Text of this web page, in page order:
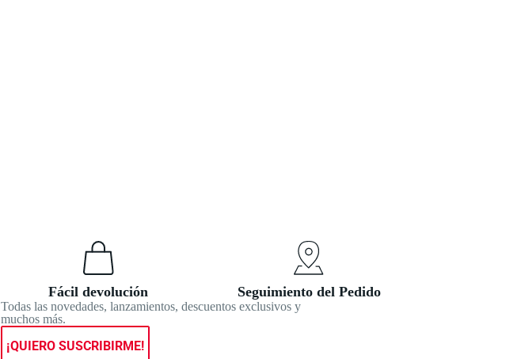
Fácil devolución Seguimiento del Pedido
Todas las novedades, lanzamientos, descuentos exclusivos y
muchos más.
¡QUIERO SUSCRIBIRME!